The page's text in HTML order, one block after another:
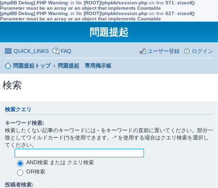
[phpBB Debug] PHP Warning: in file [ROOT]/phpbb/session.php on line 571 : sizeof():
Parameter must be an array or an object that implements Countable
[phpBB Debug] PHP Warning: in file [ROOT]/phpbb/session.php on line 627: sizeof():
Parameter must be an array or an object that implements Countable
問題提起
QUICK_LINKS FAQ ログイン
ユーザー登録
問題提起トップ 問題提起 専用掲示板
検索
検索クエリ
キーワード検索:
検索したくない記事のキーワードには - をキーワードの直前に置いてください。部分一
致としてワイルドカード(*)を使用できます。-* を使用する場合はクエリ検索を選択し
てください。
AND検索 または クエリ検索
OR検索
投稿者検索: